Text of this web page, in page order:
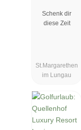
Hotel
Schenk dir
diese Zeit
St.Margarethen
im Lungau